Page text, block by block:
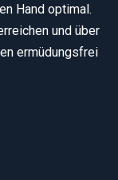
Hand optimal.
und über
ermüdungsfrei